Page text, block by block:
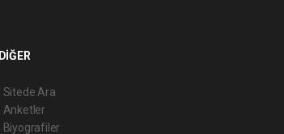
DİĞER
Sitede Ara
Anketler
Biyografiler